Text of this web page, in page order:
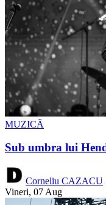
MUZICĂ
Sub umbra lui
Corneliu CAZACU
Vineri, 07 Aug